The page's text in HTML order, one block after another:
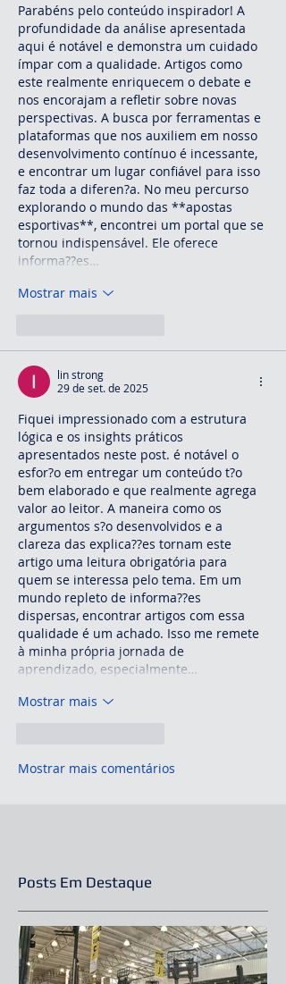
Parabéns pelo conteúdo inspirador! A
profundidade da análise apresentada
aqui é notável e demonstra um cuidado
ímpar com a qualidade. Artigos como
este realmente enriquecem o debate e
nos encorajam a refletir sobre novas
perspectivas. A busca por ferramentas e
plataformas que nos auxiliem em nosso
desenvolvimento contínuo é incessante,
e encontrar um lugar confiável para isso
faz toda a diferen?a. No meu percurso
explorando o mundo das **apostas
esportivas**, encontrei um portal que se
tornou indispensável. Ele oferece
informa??es…
Mostrar mais
lin strong
29 de set. de 2025
Fiquei impressionado com a estrutura
lógica e os insights práticos
apresentados neste post. é notável o
esfor?o em entregar um conteúdo t?o
bem elaborado e que realmente agrega
valor ao leitor. A maneira como os
argumentos s?o desenvolvidos e a
clareza das explica??es tornam este
artigo uma leitura obrigatória para
quem se interessa pelo tema. Em um
mundo repleto de informa??es
dispersas, encontrar artigos com essa
qualidade é um achado. Isso me remete
à minha própria jornada de
aprendizado, especialmente…
Mostrar mais
Mostrar mais comentários
Posts Em Destaque